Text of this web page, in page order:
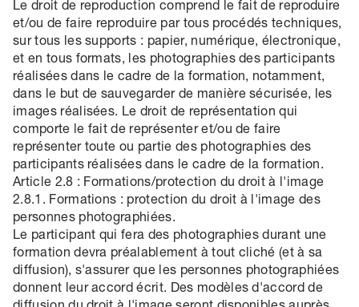
Le droit de reproduction comprend le fait de reproduire
et/ou de faire reproduire par tous procédés techniques,
sur tous les supports : papier, numérique, électronique,
et en tous formats, les photographies des participants
réalisées dans le cadre de la formation, notamment,
dans le but de sauvegarder de manière sécurisée, les
images réalisées. Le droit de représentation qui
comporte le fait de représenter et/ou de faire
représenter toute ou partie des photographies des
participants réalisées dans le cadre de la formation.
Article 2.8 : Formations/protection du droit à l'image
2.8.1. Formations : protection du droit à l'image des
personnes photographiées.
Le participant qui fera des photographies durant une
formation devra préalablement à tout cliché (et à sa
diffusion), s'assurer que les personnes photographiées
donnent leur accord écrit. Des modèles d'accord de